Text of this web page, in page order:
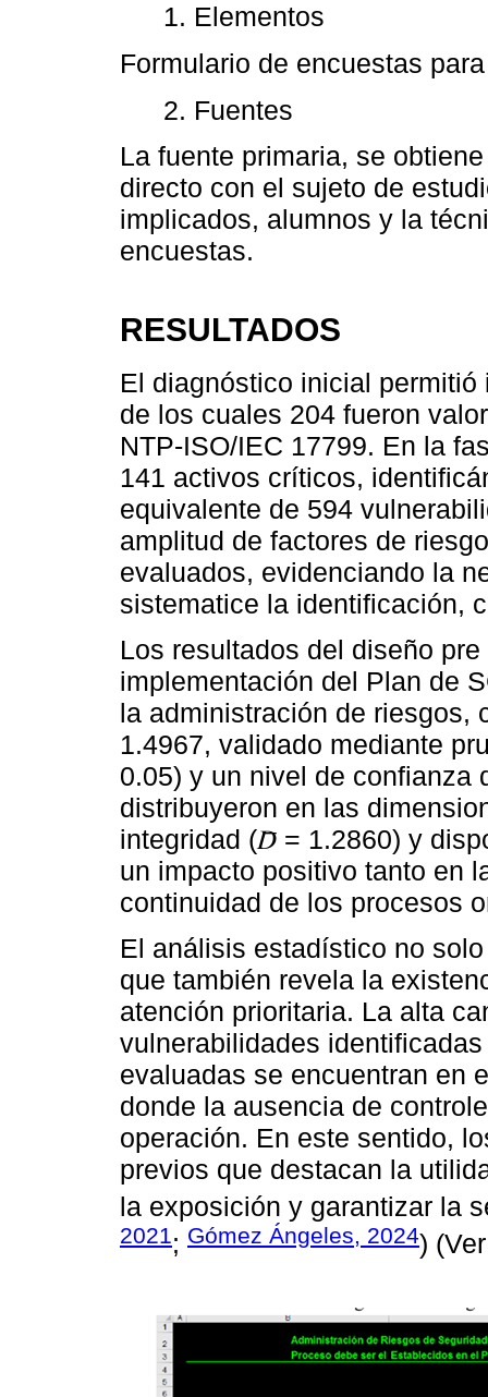
1. Elementos
Formulario de encuestas
2. Fuentes
La fuente primaria, se
directo con el sujeto de
implicados, alumnos y la
encuestas.
RESULTADOS
El diagnóstico inicial
de los cuales 204 fueron
NTP-ISO/IEC 17799. En la
141 activos críticos,
equivalente de 594
amplitud de factores de
evaluados, evidenciando la
sistematice la identificación,
Los resultados del diseño
implementación del Plan de
la administración de riesgos,
1.4967, validado mediante
0.05) y un nivel de confianza
distribuyeron en las
integridad (𝐷̅ = 1.2860) y
un impacto positivo tanto en
continuidad de los procesos
El análisis estadístico no
que también revela la
atención prioritaria. La alta
vulnerabilidades
evaluadas se encuentran en
donde la ausencia de
operación. En este sentido,
previos que destacan la
la exposición y garantizar la
2021; Gómez Ángeles, 2024)